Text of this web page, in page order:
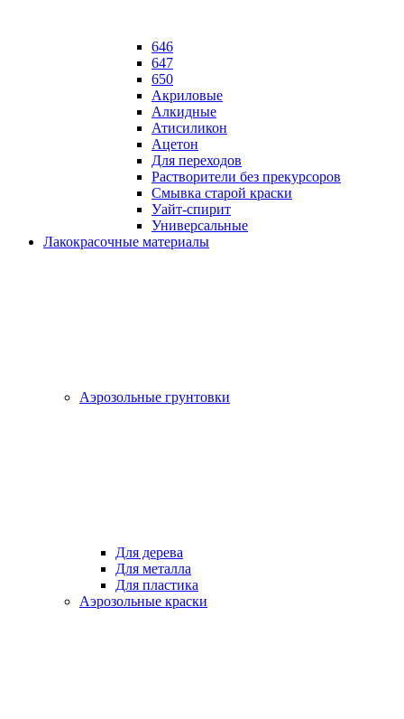
646
647
650
Акриловые
Алкидные
Атисиликон
Ацетон
Для переходов
Растворители без прекурсоров
Смывка старой краски
Уайт-спирит
Универсальные
Лакокрасочные материалы
Аэрозольные грунтовки
Для дерева
Для металла
Для пластика
Аэрозольные краски